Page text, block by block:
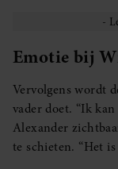
Emotie bij
Vervolgens wordt
vader doet. “Ik
Alexander
te schieten. “Het